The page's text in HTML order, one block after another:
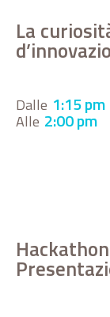
La
Dalle 1:15 pm
Alle 2:00 pm